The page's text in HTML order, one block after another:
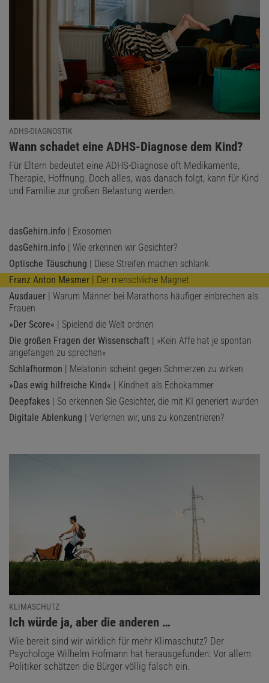
ADHS-DIAGNOSTIK
:
Wann schadet eine ADHS-Diagnose dem Kind?
Für Eltern bedeutet eine ADHS-Diagnose oft Medikamente,
Therapie, Hoffnung. Doch alles, was danach folgt, kann für Kind
und Familie zur großen Belastung werden.
dasGehirn.info | Exosomen
dasGehirn.info | Wie erkennen wir Gesichter?
Optische Täuschung | Diese Streifen machen schlank
Franz Anton Mesmer | Der menschliche Magnet
Ausdauer | Warum Männer bei Marathons häufiger einbrechen als
Frauen
»Der Score« | Spielend die Welt ordnen
Die großen Fragen der Wissenschaft | »Kein Affe hat je spontan
angefangen zu sprechen«
Schlafhormon | Melatonin scheint gegen Schmerzen zu wirken
»Das ewig hilfreiche Kind« | Kindheit als Echokammer
Deepfakes | So erkennen Sie Gesichter, die mit KI generiert wurden
Digitale Ablenkung | Verlernen wir, uns zu konzentrieren?
KLIMASCHUTZ
:Ich würde ja, aber die anderen …
Wie bereit sind wir wirklich für mehr Klimaschutz? Der
Psychologe Wilhelm Hofmann hat herausgefunden: Vor allem
Politiker schätzen die Bürger völlig falsch ein.